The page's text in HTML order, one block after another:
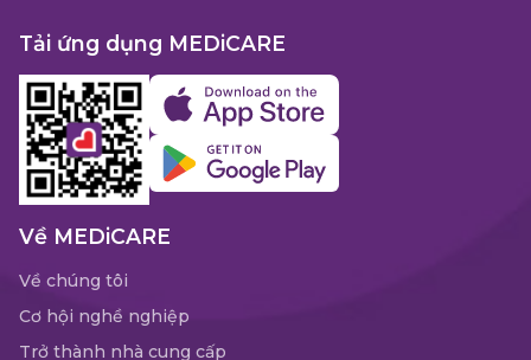
Tải ứng dụng MEDiCARE
Về MEDiCARE
Về chúng tôi
Cơ hội nghề nghiệp
Trở thành nhà cung cấp